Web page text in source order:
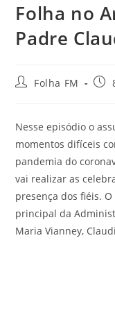
Folha no
Padre
Folha FM
Nesse episódio o
momentos difíceis
pandemia do
vai realizar as
presença dos fiéis.
principal da
Maria Vianney,